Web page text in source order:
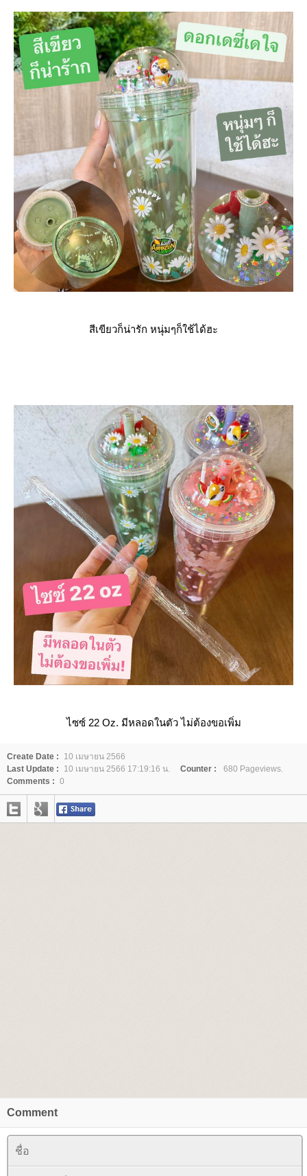
สีเขียวก็น่ารัก หนุ่มๆก็ใช้ได้ฮะ
ไซซ์ 22 Oz. มีหลอดในตัว ไม่ต้องขอเพิ่ม
Create Date :
10 เมษายน 2566
Last Update :
10 เมษายน 2566 17:19:16 น. Counter :
680 Pageviews.
Comments : 0
Comment